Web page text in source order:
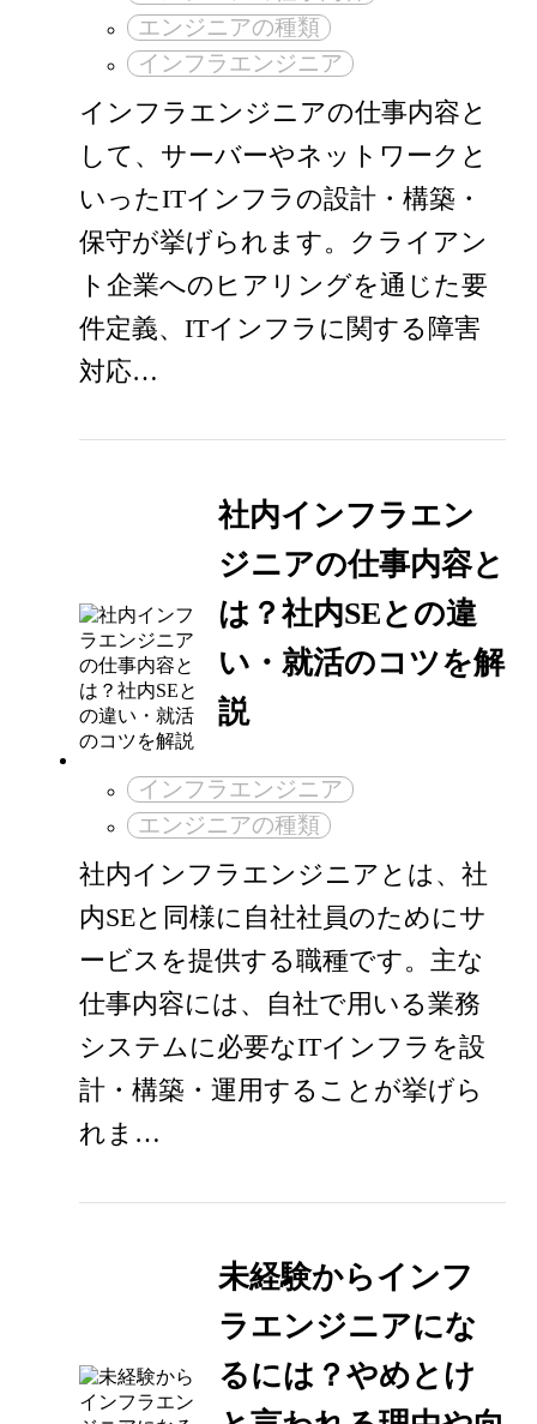
エンジニアの種類
インフラエンジニア
インフラエンジニアの仕事内容と
して、サーバーやネットワークと
いったITインフラの設計・構築・
保守が挙げられます。クライアン
ト企業へのヒアリングを通じた要
件定義、ITインフラに関する障害
対応…
社内インフラエン
ジニアの仕事内容と
は？社内SEとの違
い・就活のコツを解
説
インフラエンジニア
エンジニアの種類
社内インフラエンジニアとは、社
内SEと同様に自社社員のためにサ
ービスを提供する職種です。主な
仕事内容には、自社で用いる業務
システムに必要なITインフラを設
計・構築・運用することが挙げら
れま…
未経験からインフ
ラエンジニアにな
るには？やめとけ